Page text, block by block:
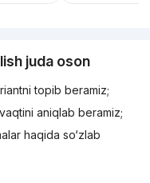
juda oson
topib beramiz;
aniqlab beramiz;
haqida so‘zlab